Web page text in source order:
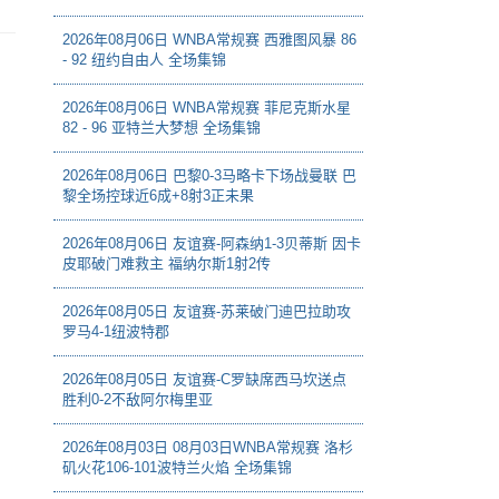
2026年08月06日 WNBA常规赛 西雅图风暴 86
- 92 纽约自由人 全场集锦
2026年08月06日 WNBA常规赛 菲尼克斯水星
82 - 96 亚特兰大梦想 全场集锦
2026年08月06日 巴黎0-3马略卡下场战曼联 巴
黎全场控球近6成+8射3正未果
2026年08月06日 友谊赛-阿森纳1-3贝蒂斯 因卡
皮耶破门难救主 福纳尔斯1射2传
2026年08月05日 友谊赛-苏莱破门迪巴拉助攻
罗马4-1纽波特郡
2026年08月05日 友谊赛-C罗缺席西马坎送点
胜利0-2不敌阿尔梅里亚
2026年08月03日 08月03日WNBA常规赛 洛杉
矶火花106-101波特兰火焰 全场集锦